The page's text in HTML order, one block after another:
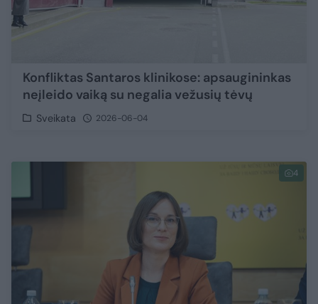
Konfliktas Santaros klinikose: apsaugininkas
neįleido vaiką su negalia vežusių tėvų
Sveikata 2026-06-04
4